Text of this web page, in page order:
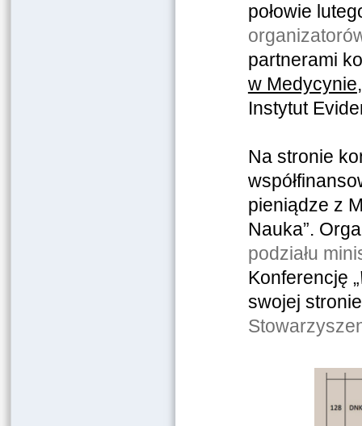
połowie
partnerami
w Medycynie
Instytut
Na stronie
pieniądze z
Nauka”.
podziału
Konferencję „
swojej